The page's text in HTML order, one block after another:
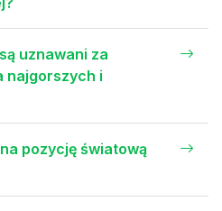
uznawani za
najgorszych i
pozycję światową